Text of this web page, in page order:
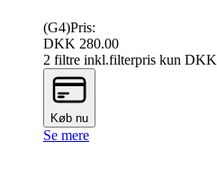
(G4)Pris:
DKK 280.00
2 filtre inkl.filterpris kun DKK
Køb nu
Se mere